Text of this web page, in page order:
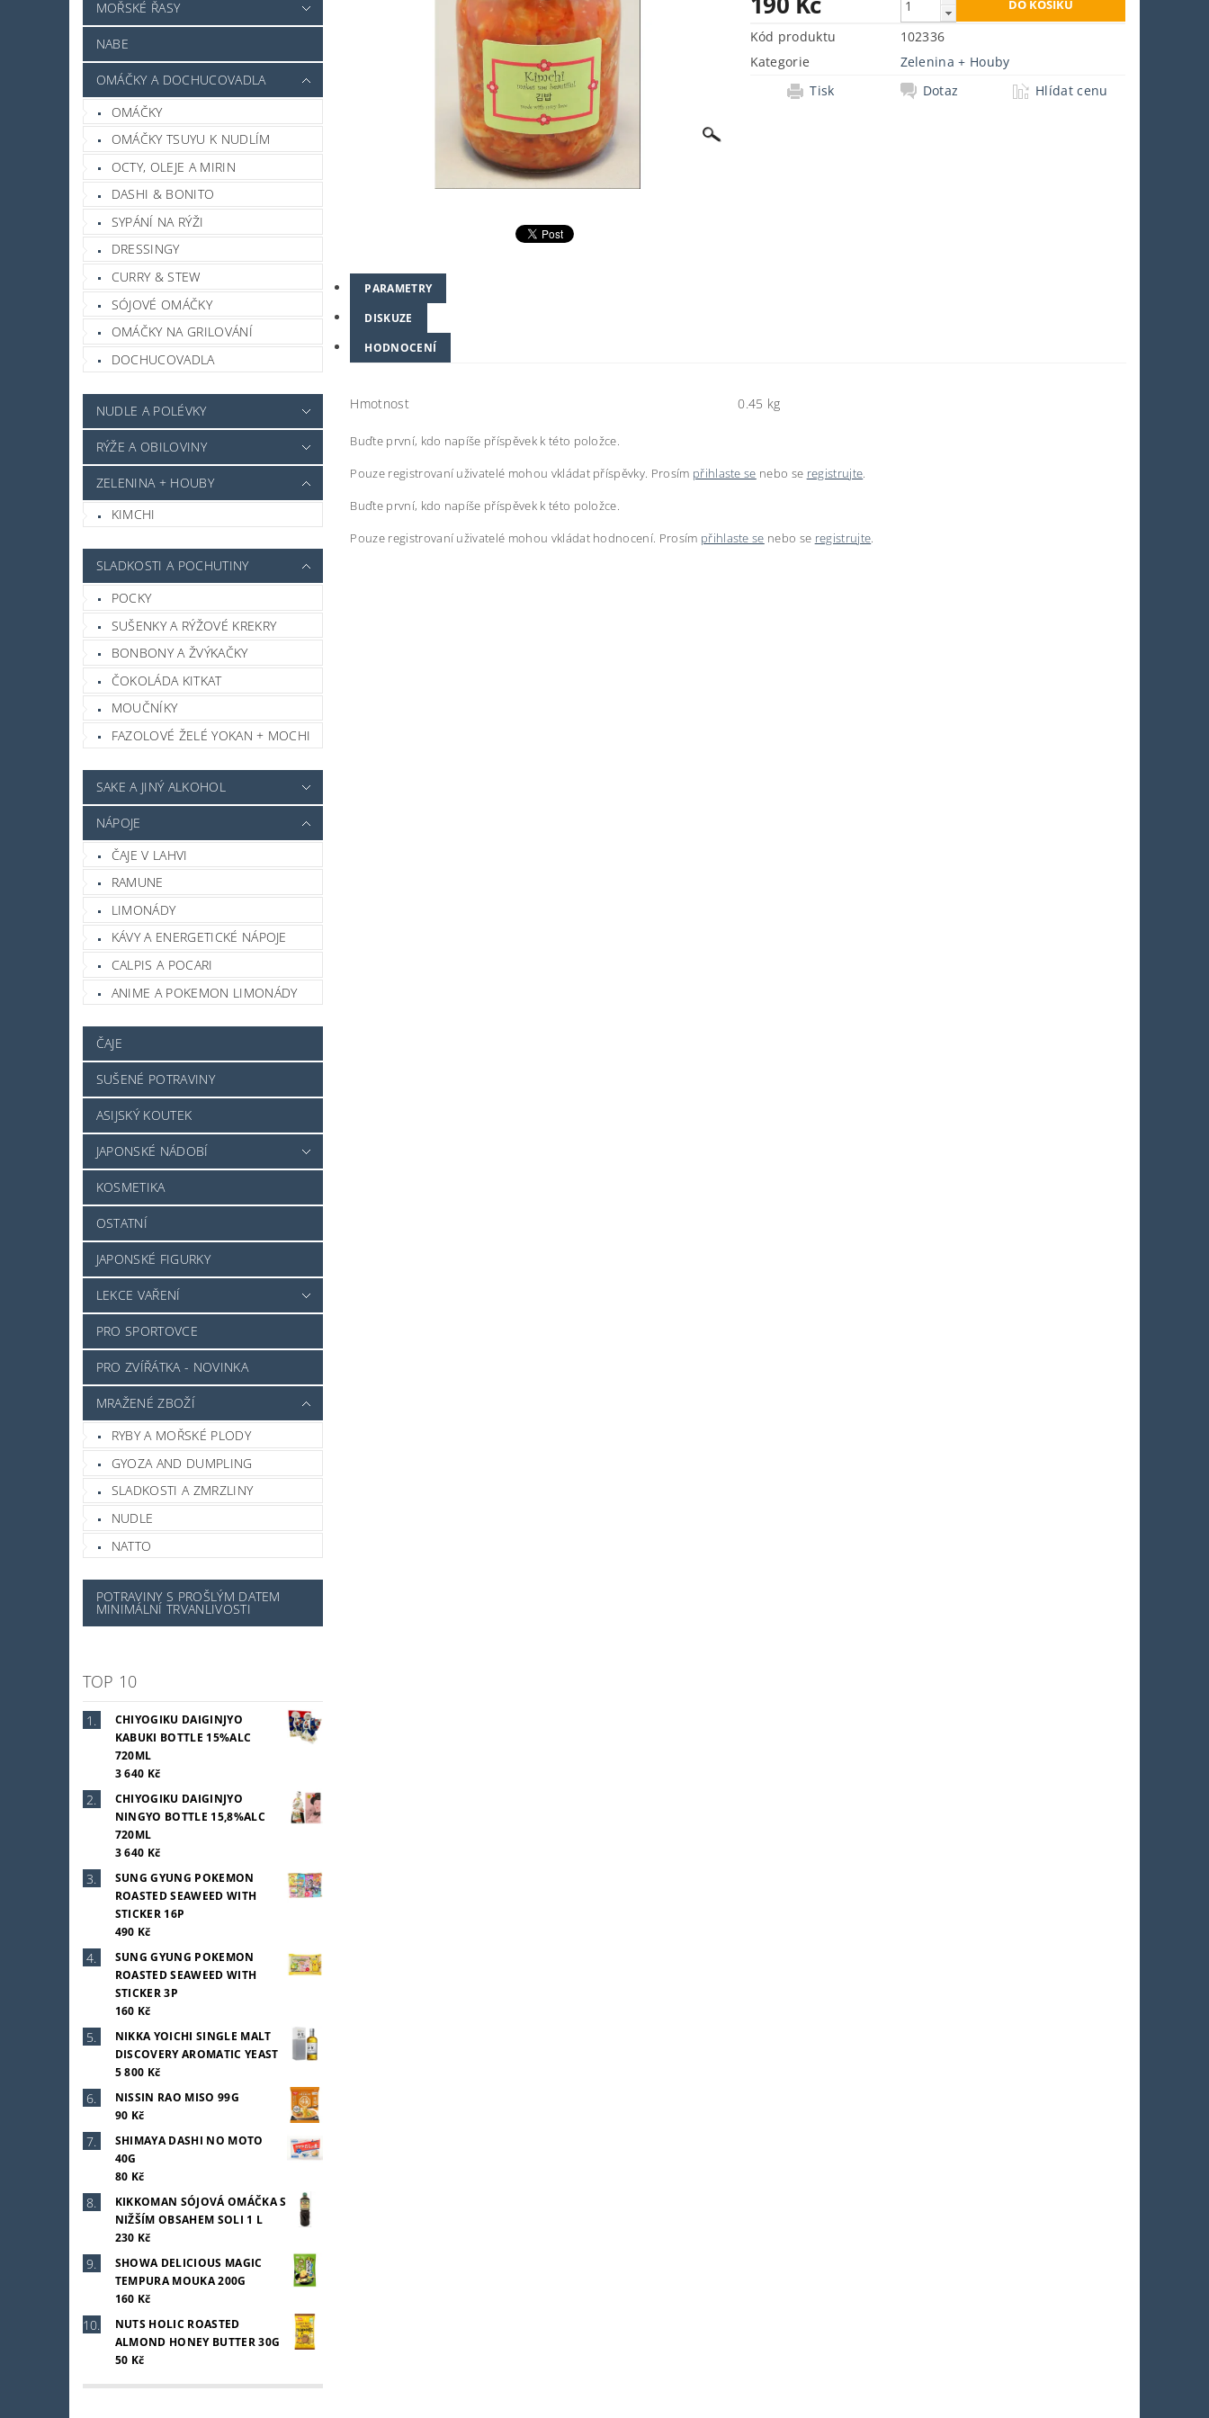
MOŘSKÉ ŘASY
NABE
OMÁČKY A DOCHUCOVADLA
OMÁČKY
OMÁČKY TSUYU K NUDLÍM
OCTY, OLEJE A MIRIN
DASHI & BONITO
SYPÁNÍ NA RÝŽI
DRESSINGY
CURRY & STEW
SÓJOVÉ OMÁČKY
OMÁČKY NA GRILOVÁNÍ
DOCHUCOVADLA
NUDLE A POLÉVKY
RÝŽE A OBILOVINY
ZELENINA + HOUBY
KIMCHI
SLADKOSTI A POCHUTINY
POCKY
SUŠENKY A RÝŽOVÉ KREKRY
BONBONY A ŽVÝKAČKY
ČOKOLÁDA KITKAT
MOUČNÍKY
FAZOLOVÉ ŽELÉ YOKAN + MOCHI
SAKE A JINÝ ALKOHOL
NÁPOJE
ČAJE V LAHVI
RAMUNE
LIMONÁDY
KÁVY A ENERGETICKÉ NÁPOJE
CALPIS A POCARI
ANIME A POKEMON LIMONÁDY
ČAJE
SUŠENÉ POTRAVINY
ASIJSKÝ KOUTEK
JAPONSKÉ NÁDOBÍ
KOSMETIKA
OSTATNÍ
JAPONSKÉ FIGURKY
LEKCE VAŘENÍ
PRO SPORTOVCE
PRO ZVÍŘÁTKA - NOVINKA
MRAŽENÉ ZBOŽÍ
RYBY A MOŘSKÉ PLODY
GYOZA AND DUMPLING
SLADKOSTI A ZMRZLINY
NUDLE
NATTO
POTRAVINY S PROŠLÝM DATEM
MINIMÁLNÍ TRVANLIVOSTI
TOP 10
CHIYOGIKU DAIGINJYO
KABUKI BOTTLE 15%ALC
720ML
3 640 Kč
CHIYOGIKU DAIGINJYO
NINGYO BOTTLE 15,8%ALC
720ML
3 640 Kč
SUNG GYUNG POKEMON
ROASTED SEAWEED WITH
STICKER 16P
490 Kč
SUNG GYUNG POKEMON
ROASTED SEAWEED WITH
STICKER 3P
160 Kč
NIKKA YOICHI SINGLE MALT
DISCOVERY AROMATIC YEAST
5 800 Kč
NISSIN RAO MISO 99G
90 Kč
SHIMAYA DASHI NO MOTO
40G
80 Kč
KIKKOMAN SÓJOVÁ OMÁČKA S
NIŽŠÍM OBSAHEM SOLI 1 L
230 Kč
SHOWA DELICIOUS MAGIC
TEMPURA MOUKA 200G
160 Kč
NUTS HOLIC ROASTED
ALMOND HONEY BUTTER 30G
50 Kč
Kód produktu
102336
Kategorie
Zelenina + Houby
Tisk
Dotaz Hlídat cenu
PARAMETRY
DISKUZE
HODNOCENÍ
Hmotnost 0.45 kg
Buďte první, kdo napíše příspěvek k této položce.
Pouze registrovaní uživatelé mohou vkládat příspěvky. Prosím přihlaste se nebo se registrujte.
Buďte první, kdo napíše příspěvek k této položce.
Pouze registrovaní uživatelé mohou vkládat hodnocení. Prosím přihlaste se nebo se registrujte.